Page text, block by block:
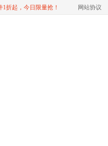
1折起，今日限量抢！ 网站协议